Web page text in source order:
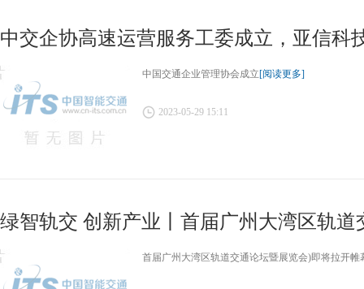
中交企协高速运营服务工委成立，亚信科
中国交通企业管理协会成立[阅读更多]
2023-05-29 15:11
绿智轨交 创新产业丨首届广州大湾区轨道
首届广州大湾区轨道交通论坛暨展览会)即将拉开帷